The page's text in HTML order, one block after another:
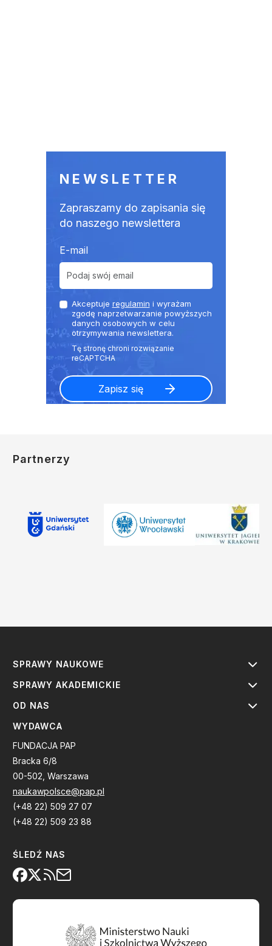
NEWSLETTER
Zapraszamy do zapisania się
do naszego newslettera
E-mail
Akceptuje regulamin i wyrażam
zgodę naprzetwarzanie powyższych
danych osobowych w celu
otrzymywania newslettera.
Partnerzy
SPRAWY NAUKOWE
SPRAWY AKADEMICKIE
OD NAS
WYDAWCA
FUNDACJA PAP
Bracka 6/8
00-502, Warszawa
naukawpolsce@pap.pl
(+48 22) 509 27 07
(+48 22) 509 23 88
ŚLEDŹ NAS